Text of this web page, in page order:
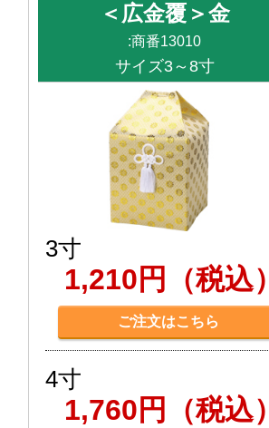
＜広金覆＞金
:商番13010
サイズ3～8寸
3寸
1,210円（税込）
ご注文はこちら
4寸
1,760円（税込）